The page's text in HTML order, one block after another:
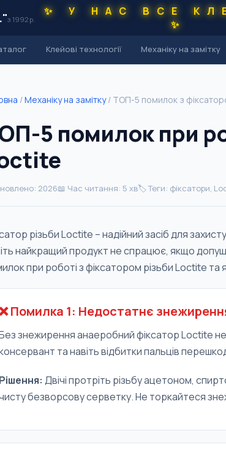
з 1992 р.
✨ У НАС ВСЕ
✨
Клейові технології Механіку на замітку
/Механіку на замітку/ ТОП-5 помилок з
5 помилок при
2026📖 Час читання: 5 хв🏷️ Теги: фіксатори,
різьби Loctite – надійний засіб для
найкращий продукт не спрацює, якщо
при роботі з фіксатором різьби Loctite та
Помилка 1: Недостатнє
знежирення анаеробний фіксатор Loctite
та навіть відбитки пальців
Рішення: Двічі протріть різьбу ацетоном,
безворсову серветку. Не торкайтеся